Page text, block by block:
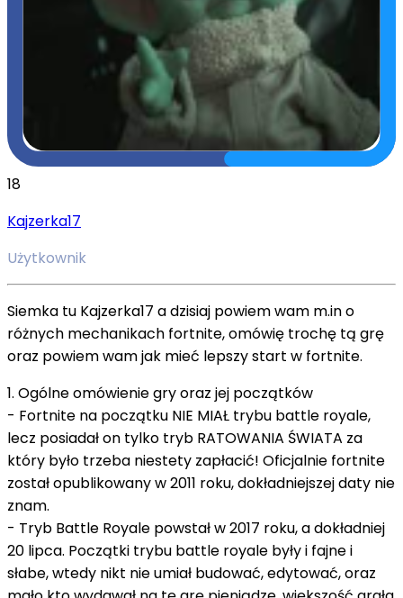
18
Kajzerka17
Użytkownik
Siemka tu Kajzerka17 a dzisiaj powiem wam m.in o
różnych mechanikach fortnite, omówię trochę tą grę
oraz powiem wam jak mieć lepszy start w fortnite.
1. Ogólne omówienie gry oraz jej początków
- Fortnite na początku NIE MIAŁ trybu battle royale,
lecz posiadał on tylko tryb RATOWANIA ŚWIATA za
który było trzeba niestety zapłacić! Oficjalnie fortnite
został opublikowany w 2011 roku, dokładniejszej daty nie
znam.
- Tryb Battle Royale powstał w 2017 roku, a dokładniej
20 lipca. Początki trybu battle royale były i fajne i
słabe, wtedy nikt nie umiał budować, edytować, oraz